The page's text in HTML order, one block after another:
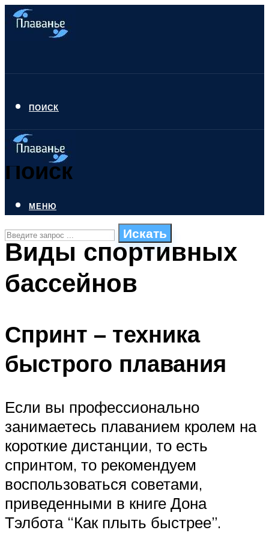
ПОИСК
Поиск
Искать
СТИЛИ ПЛАВАНЬЯ
ПЛАВАНЬЕ ДЛЯ ДЕТЕЙ
ОЧИСТКА БАССЕЙНОВ
МЕНЮ
Виды спортивных
бассейнов
Спринт – техника
быстрого плавания
Если вы профессионально
занимаетесь плаванием кролем на
короткие дистанции, то есть
спринтом, то рекомендуем
воспользоваться советами,
приведенными в книге Дона
Тэлбота “Как плыть быстрее”.